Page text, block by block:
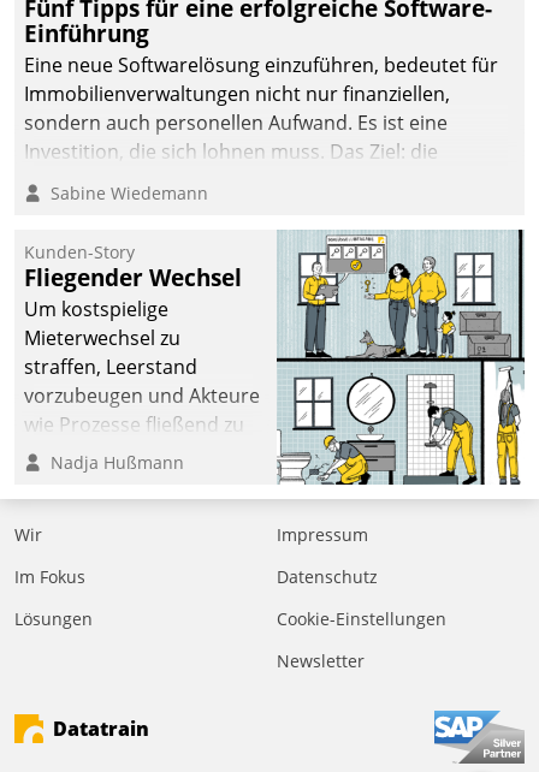
Fünf Tipps für eine erfolgreiche Software-
Einführung
Eine neue Softwarelösung einzuführen, bedeutet für
Immobilienverwaltungen nicht nur finanziellen,
sondern auch personellen Aufwand. Es ist eine
Investition, die sich lohnen muss. Das Ziel: die
nachhaltige Optimierung der Geschäftsabläufe. Damit
dieses Ziel erreicht wird, sollten einige Grundregeln
Sabine Wiedemann
Kunden-Story
Fliegender Wechsel
Um kostspielige
Mieterwechsel zu
straffen, Leerstand
vorzubeugen und Akteure
wie Prozesse fließend zu
vernetzen, nutzt die
Überblick, Einsicht und
Eingriff bietende Lösung.
man auf
Partner sowie erstmals
agile Projektmethoden.
Nadja Hußmann
Wir
Im Fokus
Lösungen
Impressum
Datenschutz
Cookie-Einstellungen
Newsletter
Datatrain